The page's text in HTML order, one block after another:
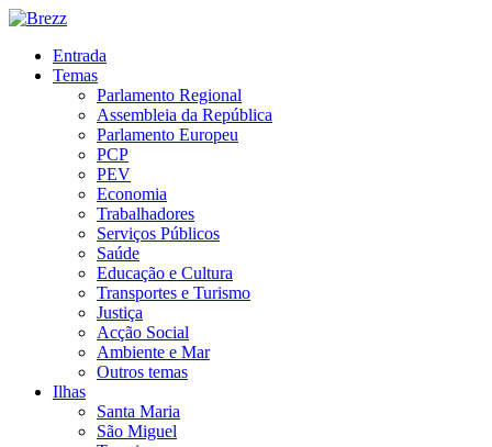
Entrada
Temas
Parlamento Regional
Assembleia da República
Parlamento Europeu
PCP
PEV
Economia
Trabalhadores
Serviços Públicos
Saúde
Educação e Cultura
Transportes e Turismo
Justiça
Acção Social
Ambiente e Mar
Outros temas
Ilhas
Santa Maria
São Miguel